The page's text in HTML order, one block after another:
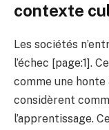
contexte
Les sociétés
l’échec [page:1].
comme une honte
considèrent
l’apprentissage.